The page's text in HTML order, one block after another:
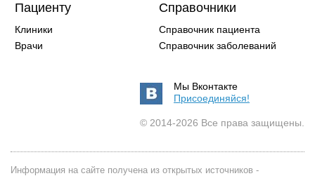
Пациенту
Клиники
Врачи
Справочники
Справочник пациента
Справочник заболеваний
Мы Вконтакте
Присоединяйся!
© 2014-2026 Все права защищены.
Информация на сайте получена из открытых источников -